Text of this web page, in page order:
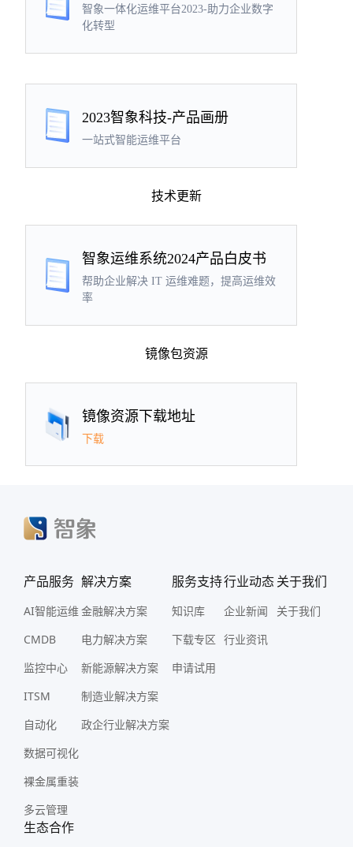
智象一体化运维平台2023-助力企业数字
化转型
2023智象科技-产品画册
一站式智能运维平台
技术更新
智象运维系统2024产品白皮书
帮助企业解决 IT 运维难题，提高运维效
率
镜像包资源
镜像资源下载地址
下载
产品服务
AI智能运维
CMDB
监控中心
ITSM
自动化
数据可视化
裸金属重装
多云管理
解决方案
金融解决方案
电力解决方案
新能源解决方案
制造业解决方案
政企行业解决方案
服务支持
知识库
下载专区
申请试用
行业动态
企业新闻
行业资讯
关于我们
关于我们
生态合作